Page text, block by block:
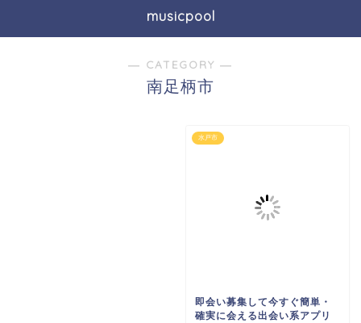
musicpool
― CATEGORY ―
南足柄市
水戸市
即会い募集して今すぐ簡単・
確実に会える出会い系アプリ